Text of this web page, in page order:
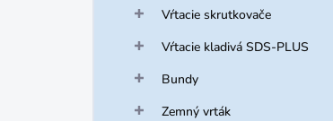
Vŕtacie skrutkovače
Vŕtacie kladivá SDS-PLUS
Bundy
Zemný vrták